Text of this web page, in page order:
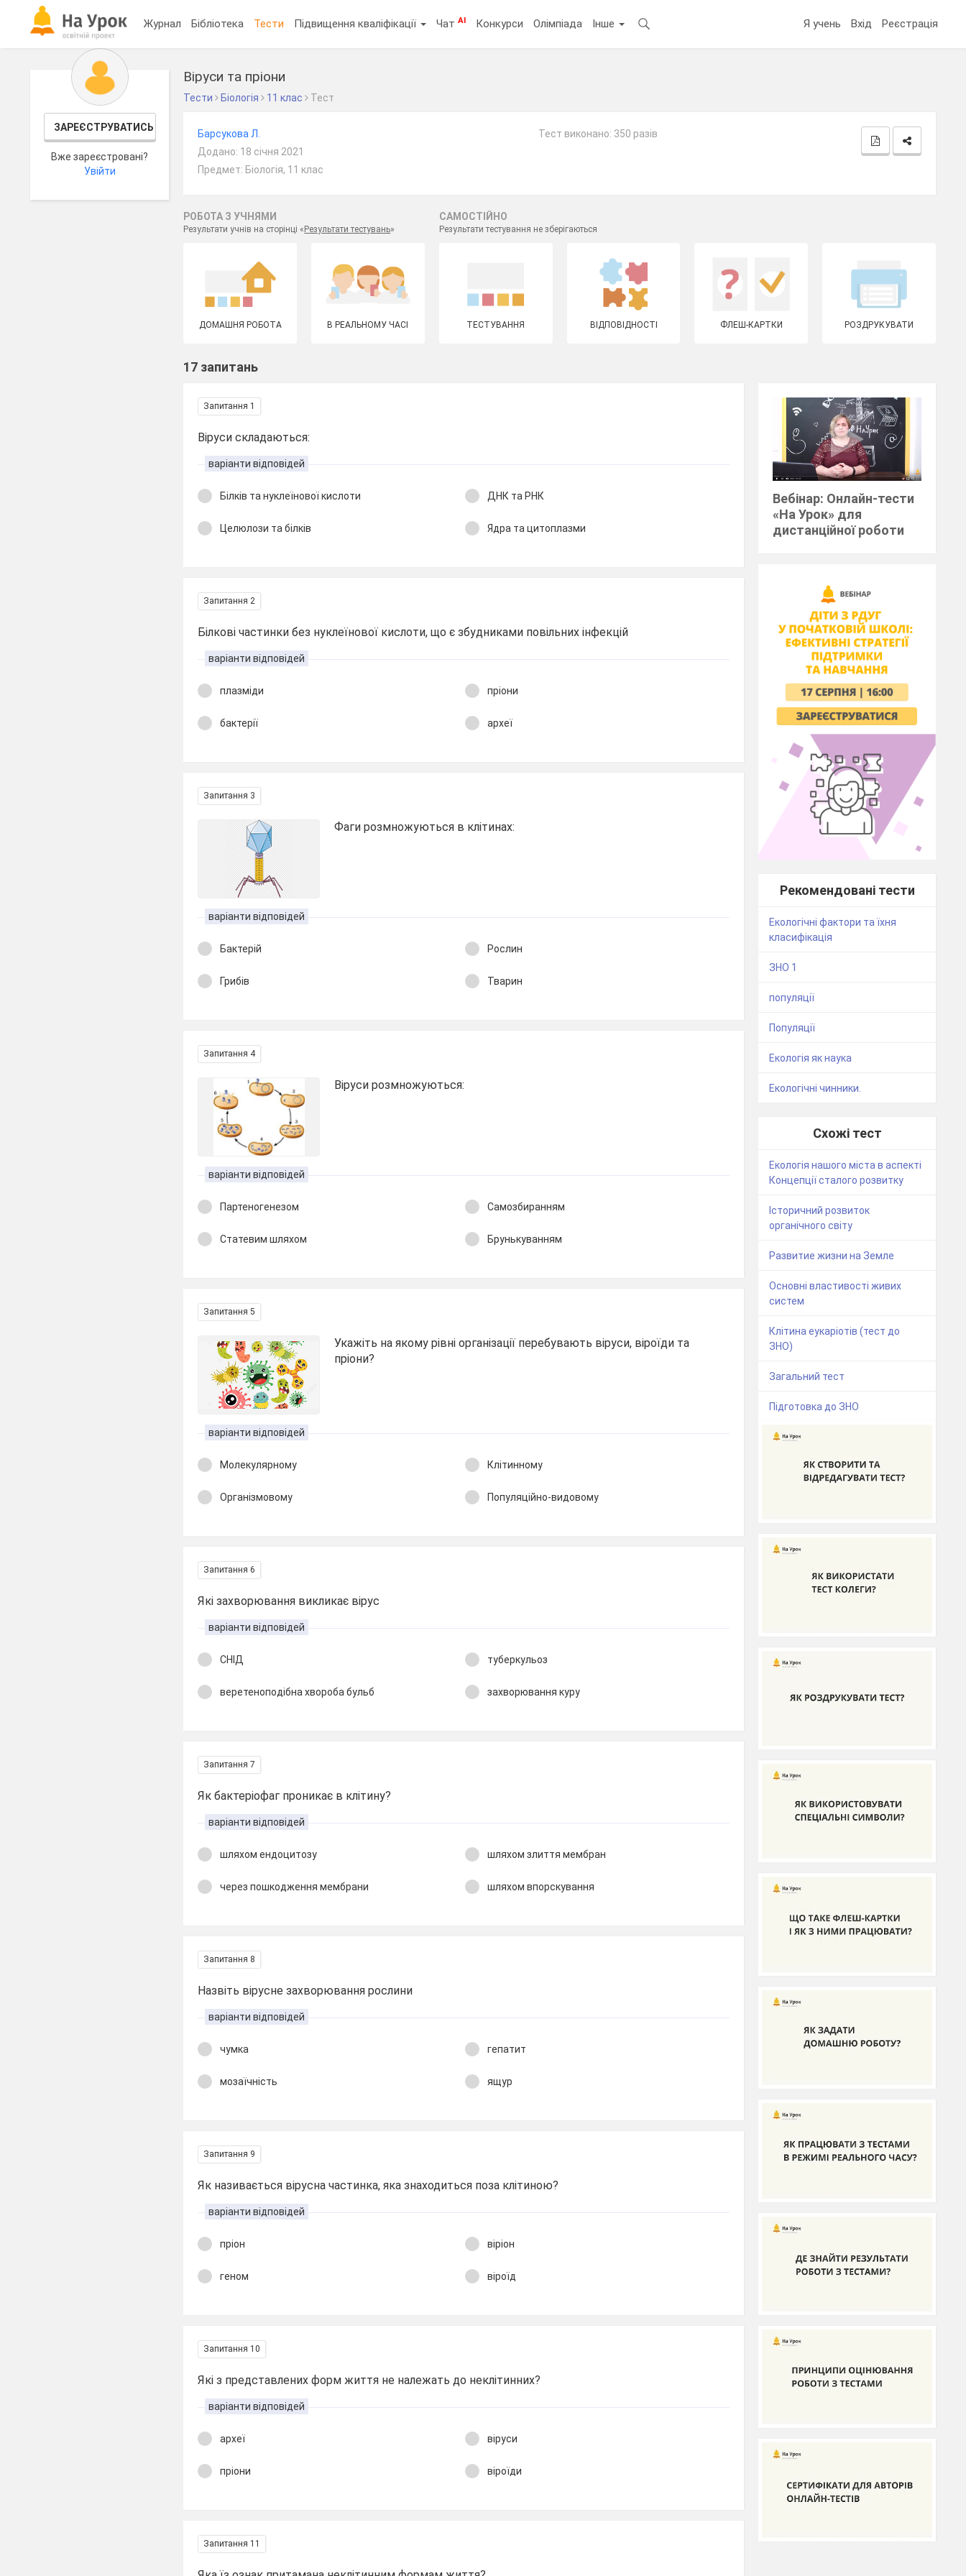
Журнал Бібліотека Тести Підвищення кваліфікації ЧатAI Конкурси Олімпіада Інше Я учень Вхід Реєстрація
ЗАРЕЄСТРУВАТИСЬ
Вже зареєстровані?
Увійти
Віруси та пріони
Тести Біологія 11 клас Тест
Барсукова Л.
Додано: 18 січня 2021
Предмет: Біологія, 11 клас
Тест виконано: 350 разів
РОБОТА З УЧНЯМИ
Результати учнів на сторінці « Результати тестувань»
САМОСТІЙНО
Результати тестування не зберігаються
ДОМАШНЯ РОБОТА В РЕАЛЬНОМУ ЧАСІ ТЕСТУВАННЯ ВІДПОВІДНОСТІ ФЛЕШ-КАРТКИ РОЗДРУКУВАТИ
17 запитань
Запитання 1
Віруси складаються:
варіанти відповідей
Білків та нуклеїнової кислоти ДНК та РНК
Целюлози та білків Ядра та цитоплазми
Запитання 2
Білкові частинки без нуклеїнової кислоти, що є збудниками повільних інфекцій
варіанти відповідей
плазміди пріони
бактерії археї
Запитання 3
Фаги розмножуються в клітинах:
варіанти відповідей
Бактерій Рослин
Грибів Тварин
Запитання 4
Віруси розмножуються:
варіанти відповідей
Партеногенезом Самозбиранням
Статевим шляхом Брунькуванням
Запитання 5
Укажіть на якому рівні організації перебувають віруси, віроїди та
пріони?
варіанти відповідей
Молекулярному Клітинному
Організмовому Популяційно-видовому
Запитання 6
Які захворювання викликає вірус
варіанти відповідей
СНІД туберкульоз
веретеноподібна хвороба бульб захворювання куру
Запитання 7
Як бактеріофаг проникає в клітину?
варіанти відповідей
шляхом ендоцитозу шляхом злиття мембран
через пошкодження мембрани шляхом впорскування
Запитання 8
Назвіть вірусне захворювання рослини
варіанти відповідей
чумка гепатит
мозаїчність ящур
Запитання 9
Як називається вірусна частинка, яка знаходиться поза клітиною?
варіанти відповідей
пріон віріон
геном віроїд
Запитання 10
Які з представлених форм життя не належать до неклітинних?
варіанти відповідей
археї віруси
пріони віроїди
Запитання 11
Вебінар: Онлайн-тести
«На Урок» для
дистанційної роботи
Рекомендовані тести
Екологічні фактори та їхня
класифікація
ЗНО 1
популяції
Популяції
Екологія як наука
Екологічні чинники.
Схожі тест
Екологія нашого міста в аспекті
Концепції сталого розвитку
Історичний розвиток
органічного світу
Развитие жизни на Земле
Основні властивості живих
систем
Клітина еукаріотів (тест до
ЗНО)
Загальний тест
Підготовка до ЗНО